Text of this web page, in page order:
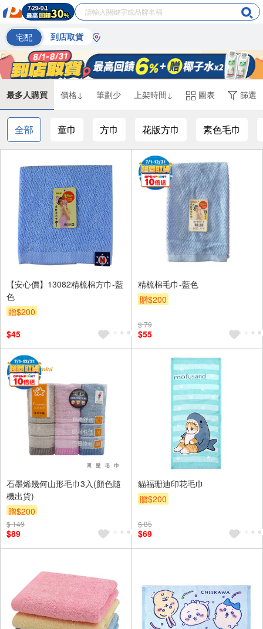
宅配 到店取貨
最多人購買 價格↓ 筆劃少 上架時間↓ 圖表 篩選
全部 童巾 方巾 花版方巾 素色毛巾
【安心價】13082精梳棉方巾-藍
色
贈$200
$45
精梳棉毛巾-藍色
贈$200
$ 79
$55
石墨烯幾何山形毛巾3入(顏色隨
機出貨)
贈$200
$ 149
$89
貓福珊迪印花毛巾
贈$200
$ 85
$69